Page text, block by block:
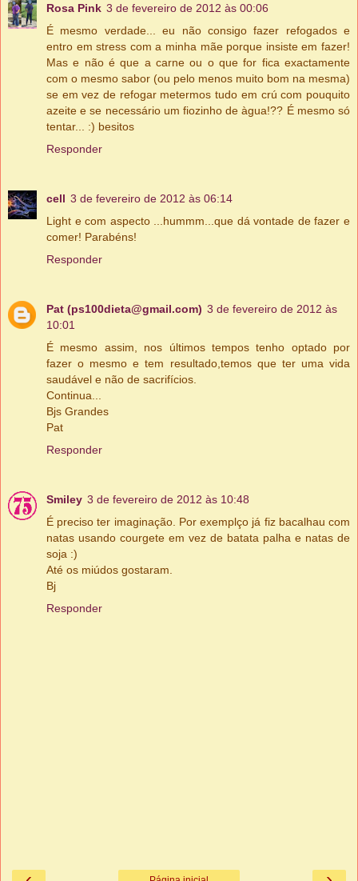
Rosa Pink 3 de fevereiro de 2012 às 00:06
É mesmo verdade... eu não consigo fazer refogados e
entro em stress com a minha mãe porque insiste em fazer!
Mas e não é que a carne ou o que for fica exactamente
com o mesmo sabor (ou pelo menos muito bom na mesma)
se em vez de refogar metermos tudo em crú com pouquito
azeite e se necessário um fiozinho de àgua!?? É mesmo só
tentar... :) besitos
Responder
cell 3 de fevereiro de 2012 às 06:14
Light e com aspecto ...hummm...que dá vontade de fazer e
comer! Parabéns!
Responder
Pat (ps100dieta@gmail.com) 3 de fevereiro de 2012 às
10:01
É mesmo assim, nos últimos tempos tenho optado por
fazer o mesmo e tem resultado,temos que ter uma vida
saudável e não de sacrifícios.
Continua...
Bjs Grandes
Pat
Responder
Smiley 3 de fevereiro de 2012 às 10:48
É preciso ter imaginação. Por exemplço já fiz bacalhau com
natas usando courgete em vez de batata palha e natas de
soja :)
Até os miúdos gostaram.
Bj
Responder